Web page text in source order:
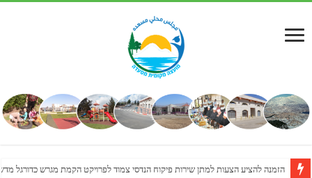
הזמנה להציע הצעות למתן שירות פיקוח הנדסי צמוד לפרויקט הקמת מגרש כדורגל
מכרז פומבי משותף מס’ 01/2026 לביצוע עבודות שיקום כביש ברכת רם-סחיתא